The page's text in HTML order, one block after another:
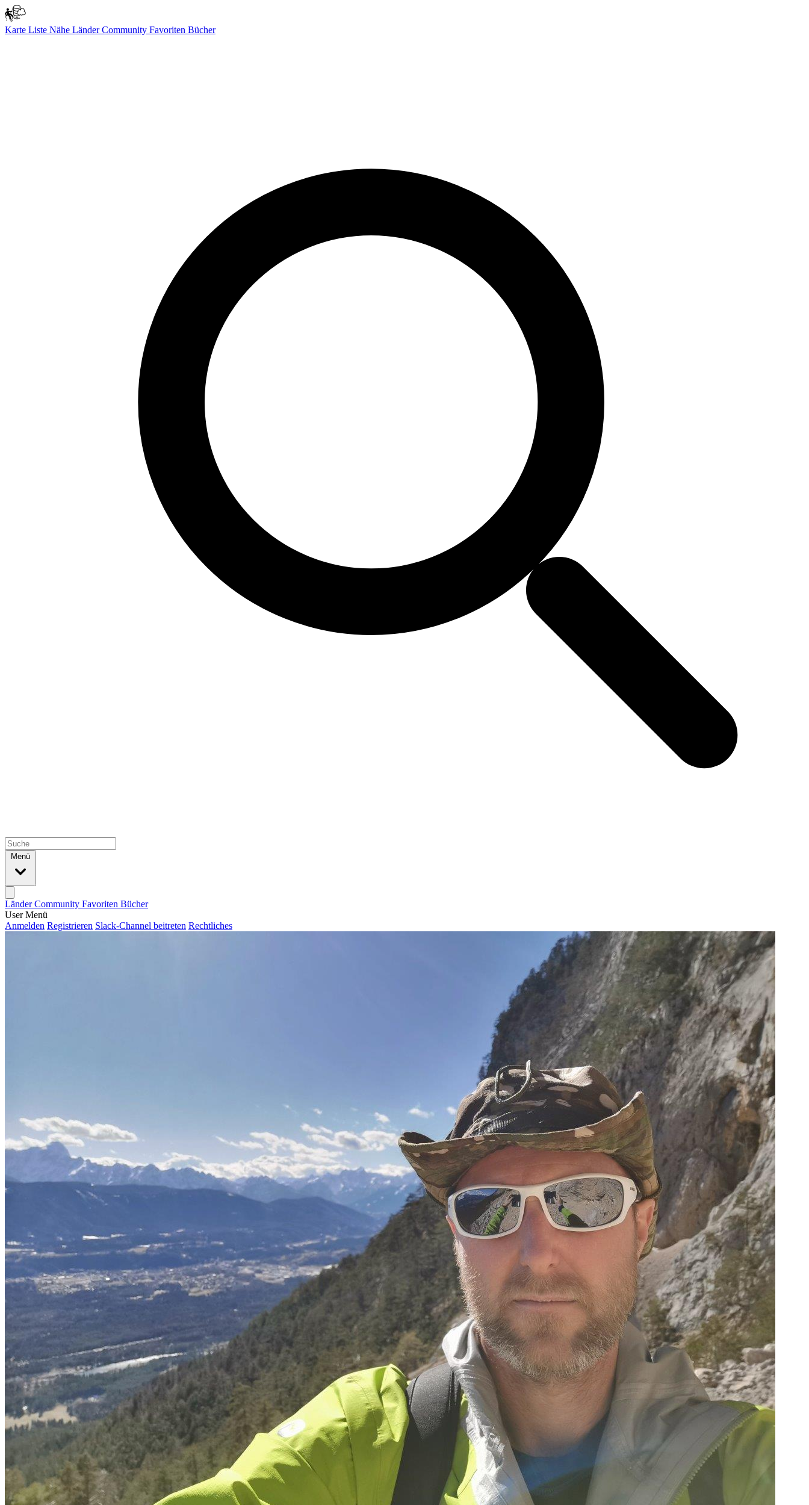
Karte Liste Nähe LänderCommunity Favoriten Bücher
Menü
LänderCommunity Favoriten Bücher
User Menü
Anmelden Registrieren Slack-Channel beitreten Rechtliches